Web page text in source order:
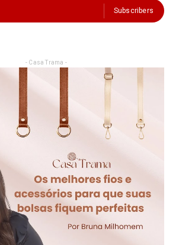
Subscribers
- Casa Trama -